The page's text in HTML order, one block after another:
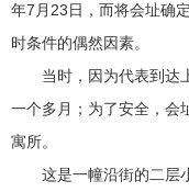
年7月23日，而将会址确
时条件的偶然因素。
当时，因为代表到达上
一个多月；为了安全，会
寓所。
这是一幢沿街的二层小